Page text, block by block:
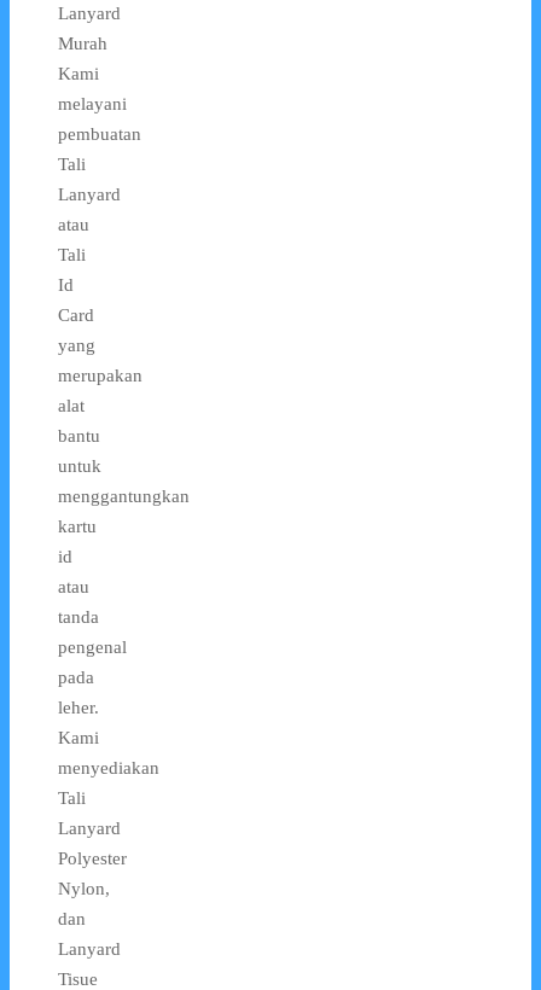
Lanyard
Murah
Kami
melayani
pembuatan
Tali
Lanyard
atau
Tali
Id
Card
yang
merupakan
alat
bantu
untuk
menggantungkan
kartu
id
atau
tanda
pengenal
pada
leher.
Kami
menyediakan
Tali
Lanyard
Polyester
Nylon,
dan
Lanyard
Tisue